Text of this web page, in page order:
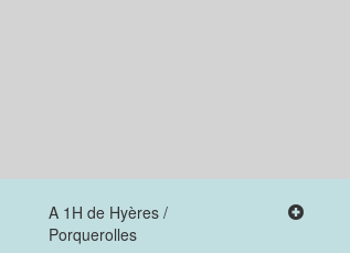
A 1H de Hyères /
Porquerolles